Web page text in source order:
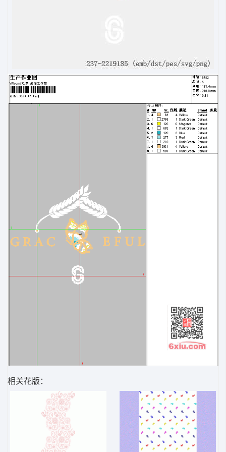
相关花版：